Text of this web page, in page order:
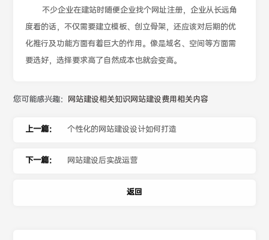
不少企业在建站时随便企业找个网址注册，企业从长远角
度看的话，不仅需要建立模板、创立骨架，还应该对后期的优
化推行及功能方面有着巨大的作用。像是域名、空间等方面需
要选好，选择要求高了自然成本也就会变高。
您可能感兴趣： 网站建设相关知识网站建设费用相关内容
上一篇： 个性化的网站建设设计如何打造
下一篇： ​网站建设后实战运营
返回